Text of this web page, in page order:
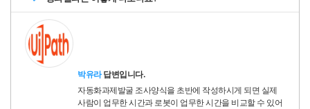
박유라답변입니다.
자동화과제발굴 조사양식을 초반에 작성하시게 되면 실제
사람이 업무한 시간과 로봇이 업무한 시간을 비교할 수 있어